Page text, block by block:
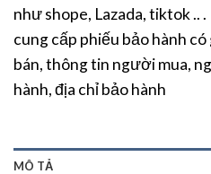
như shope, Lazada, tiktok .. .
cung cấp phiếu bảo hành
bán, thông tin người mua,
hành, địa chỉ bảo hành
MÔ TẢ